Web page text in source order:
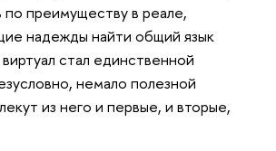
преимуществу в реале,
надежды найти общий язык
стал единственной
немало полезной
из него и первые, и вторые,